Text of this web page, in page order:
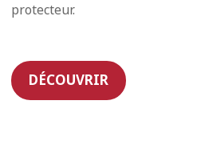
protecteur.
DÉCOUVRIR